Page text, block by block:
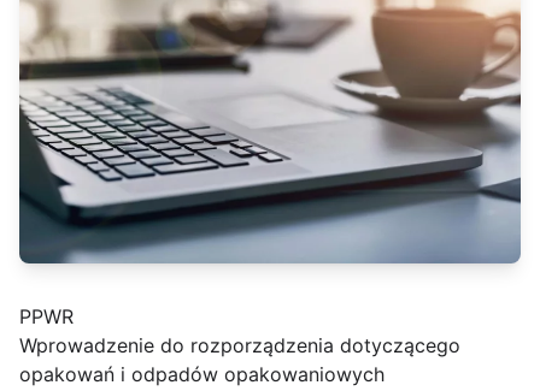
PPWR
Wprowadzenie do rozporządzenia dotyczącego
opakowań i odpadów opakowaniowych